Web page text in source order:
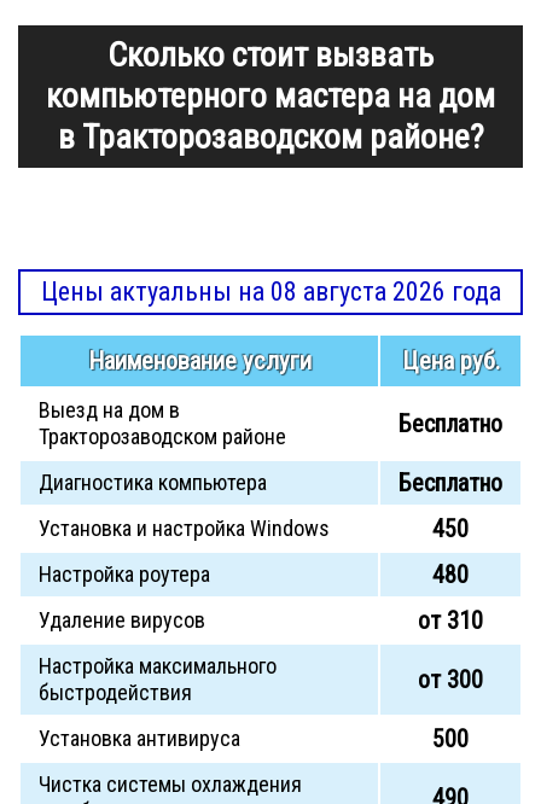
Сколько стоит вызвать
компьютерного мастера на дом
в Тракторозаводском районе?
Цены актуальны на 08 августа 2026 года
Наименование услуги Цена руб.
Выезд на дом в
Тракторозаводском районе
Бесплатно
Диагностика компьютера Бесплатно
Установка и настройка Windows 450
Настройка роутера 480
Удаление вирусов от 310
Настройка максимального
быстродействия
от 300
Установка антивируса 500
Чистка системы охлаждения
490